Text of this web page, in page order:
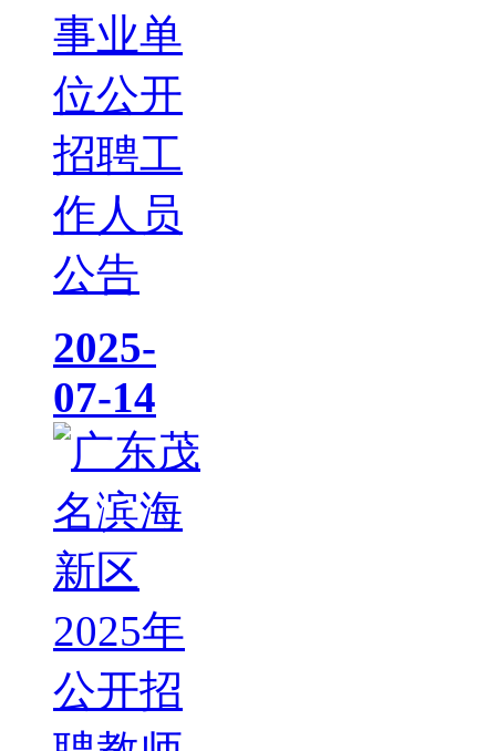
事业单
位公开
招聘工
作人员
公告
2025-
07-14